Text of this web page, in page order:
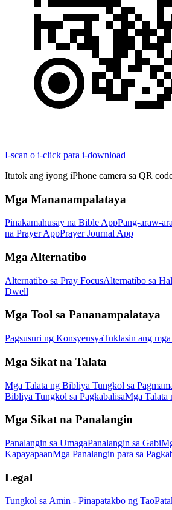
I-scan o i-click para i-download
Itutok ang iyong iPhone camera sa QR
Mga Mananampalataya
Pinakamahusay na Bible AppPang-araw-
na Prayer AppPrayer Journal App
Mga Alternatibo
Alternatibo sa Pray FocusAlternatibo sa
Dwell
Mga Tool sa Pananampalataya
Pagsusuri ng KonsyensyaTuklasin ang
Mga Sikat na Talata
Mga Talata ng Bibliya Tungkol sa
Bibliya Tungkol sa PagkabalisaMga Talata
Mga Sikat na Panalangin
Panalangin sa UmagaPanalangin sa Gabi
KapayapaanMga Panalangin para sa
Legal
Tungkol sa Amin - Pinapatakbo ng Tao